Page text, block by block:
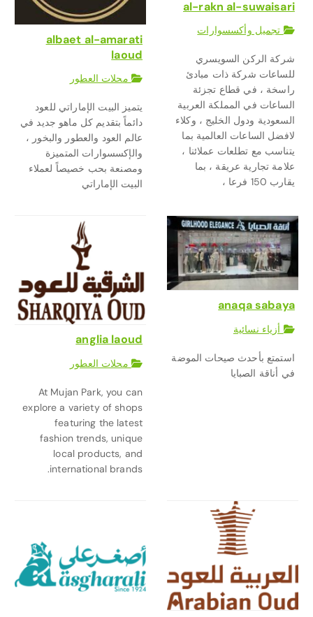
al-rakn al-suwaisari
تجميل وأكسسوارات
شركة الركن السويسري
للساعات شركة ذات مبادئ
راسخة ، في قطاع تجزئة
الساعات في المملكة العربية
السعودية ودول الخليج ، وكلاء
لافضل الساعات العالمية بما
يتناسب مع تطلعات عملائنا ،
علامة تجارية عريقة ، بما
يقارب 150 فرعا ،
albaet al-amarati
laoud
محلات العطور
يتميز البيت الإماراتي للعود
دائماً بتقديم كل ماهو جديد في
عالم العود والعطور والبخور ،
والإكسسوارات المتميزة
ومصنعة بحب خصيصاً لعملاء
البيت الإماراتي
anaqa sabaya
أزياء نسائية
استمتع بأحدث صيحات الموضة
في أناقة الصبايا
anglia laoud
محلات العطور
At Mujan Park, you can
explore a variety of shops
featuring the latest
fashion trends, unique
local products, and
international brands.